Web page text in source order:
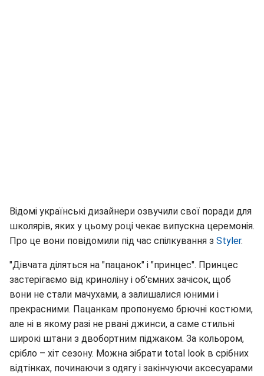
Відомі українські дизайнери озвучили свої поради для
школярів, яких у цьому році чекає випускна церемонія.
Про це вони повідомили під час спілкування з Styler.
"Дівчата діляться на "пацанок" і "принцес". Принцес
застерігаємо від криноліну і об'ємних зачісок, щоб
вони не стали мачухами, а залишалися юними і
прекрасними. Пацанкам пропонуємо брючні костюми,
але ні в якому разі не рвані джинси, а саме стильні
широкі штани з двобортним піджаком. За кольором,
срібло – хіт сезону. Можна зібрати total look в срібних
відтінках, починаючи з одягу і закінчуючи аксесуарами